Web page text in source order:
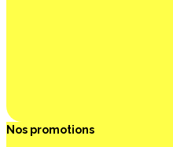
Nos promotions